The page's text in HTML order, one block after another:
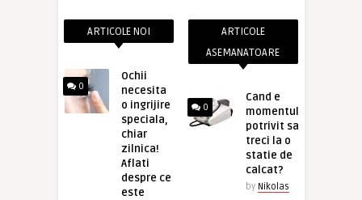
ARTICOLE NOI
0
Ochii
necesita
o ingrijire
speciala,
chiar
zilnica!
Aflati
despre ce
este
ARTICOLE
ASEMANATOARE
0
Cand e
momentul
potrivit sa
treci la o
statie de
calcat?
by Nikolas